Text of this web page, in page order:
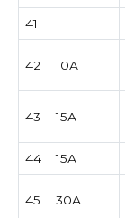
41
42 10А
43 15А
44 15А
45 30А